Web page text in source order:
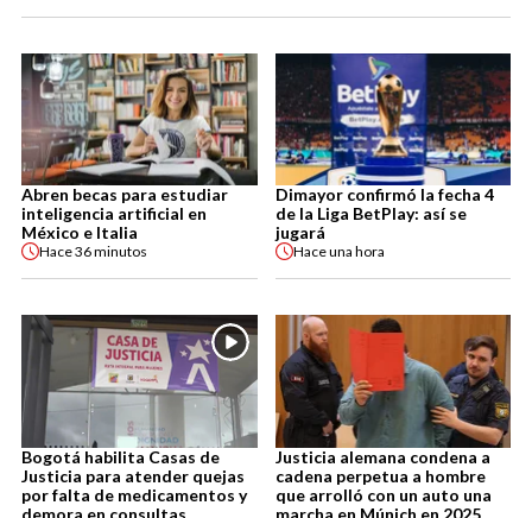
Abren becas para estudiar
inteligencia artificial en
México e Italia
Hace36 minutos
Dimayor confirmó la fecha 4
de la Liga BetPlay: así se
jugará
Haceuna hora
Bogotá habilita Casas de
Justicia para atender quejas
por falta de medicamentos y
demora en consultas
Justicia alemana condena a
cadena perpetua a hombre
que arrolló con un auto una
marcha en Múnich en 2025